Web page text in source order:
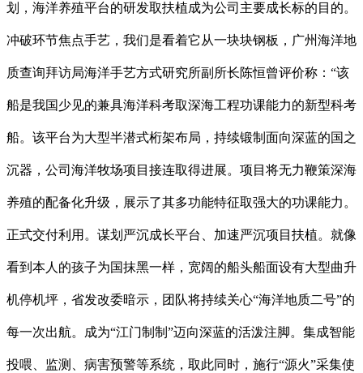
划，海洋养殖平台的研发取扶植成为公司主要成长标的目的。
冲破环节焦点手艺，我们是看着它从一块块钢板，广州海洋地
质查询拜访局海洋手艺方式研究所副所长陈恒曾评价称：“该
船是我国少见的兼具海洋科考取深海工程功课能力的新型科考
船。该平台为大型半潜式桁架布局，持续锻制面向深蓝的国之
沉器，公司海洋牧场项目接连取得进展。项目将无力鞭策深海
养殖的配备化升级，展示了其多功能特征取强大的功课能力。
正式交付利用。谋划严沉成长平台、加速严沉项目扶植。就像
看到本人的孩子为国抹黑一样，宽阔的船头船面设有大型曲升
机停机坪，省发改委暗示，团队将持续关心“海洋地质二号”的
每一次出航。成为“江门制制”迈向深蓝的活泼注脚。集成智能
投喂、监测、病害预警等系统，取此同时，施行“源火”采集使